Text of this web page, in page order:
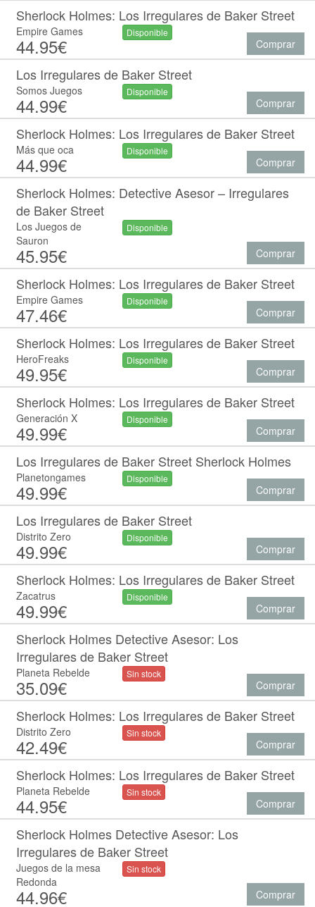
Sherlock Holmes: Los Irregulares de Baker Street
Empire Games
44.95€
Disponible
Comprar
Los Irregulares de Baker Street
Somos Juegos
44.99€
Disponible
Comprar
Sherlock Holmes: Los Irregulares de Baker Street
Más que oca
44.99€
Disponible
Comprar
Sherlock Holmes: Detective Asesor – Irregulares
de Baker Street
Los Juegos de
Sauron
45.95€
Disponible
Comprar
Sherlock Holmes: Los Irregulares de Baker Street
Empire Games
47.46€
Disponible
Comprar
Sherlock Holmes: Los Irregulares de Baker Street
HeroFreaks
49.95€
Disponible
Comprar
Sherlock Holmes: Los Irregulares de Baker Street
Generación X
49.99€
Disponible
Comprar
Los Irregulares de Baker Street Sherlock Holmes
Planetongames
49.99€
Disponible
Comprar
Los Irregulares de Baker Street
Distrito Zero
49.99€
Disponible
Comprar
Sherlock Holmes: Los Irregulares de Baker Street
Zacatrus
49.99€
Disponible
Comprar
Sherlock Holmes Detective Asesor: Los
Irregulares de Baker Street
Planeta Rebelde
35.09€
Sin stock
Comprar
Sherlock Holmes: Los Irregulares de Baker Street
Distrito Zero
42.49€
Sin stock
Comprar
Sherlock Holmes: Los Irregulares de Baker Street
Planeta Rebelde
44.95€
Sin stock
Comprar
Sherlock Holmes Detective Asesor: Los
Irregulares de Baker Street
Juegos de la mesa
Redonda
44.96€
Sin stock
Comprar